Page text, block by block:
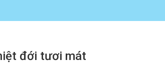
đới tươi mát